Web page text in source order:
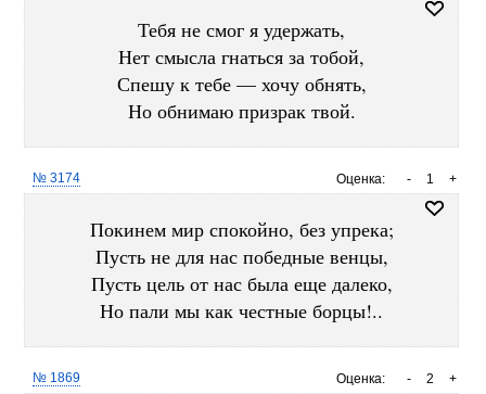
Тебя не смог я удержать,
Нет смысла гнаться за тобой,
Спешу к тебе — хочу обнять,
Но обнимаю призрак твой.
Оценка: +
1
-
№ 3174
Покинем мир спокойно, без упрека;
Пусть не для нас победные венцы,
Пусть цель от нас была еще далеко,
Но пали мы как честные борцы!..
Оценка: +
2
-
№ 1869